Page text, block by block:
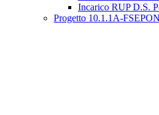
Incarico RUP D.S.
Progetto 10.1.1A-